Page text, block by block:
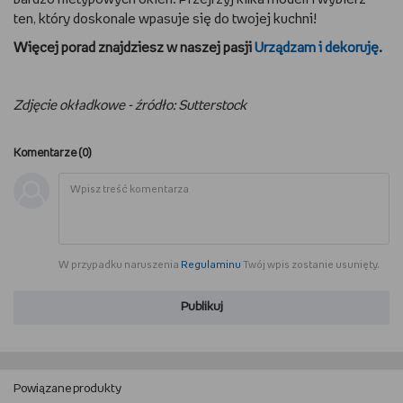
ten, który doskonale wpasuje się do twojej kuchni!
Więcej porad znajdziesz w naszej pasji Urządzam i dekoruję.
Zdjęcie okładkowe - źródło: Sutterstock
Komentarze (0)
W przypadku naruszenia Regulaminu Twój wpis zostanie usunięty.
Publikuj
Powiązane produkty